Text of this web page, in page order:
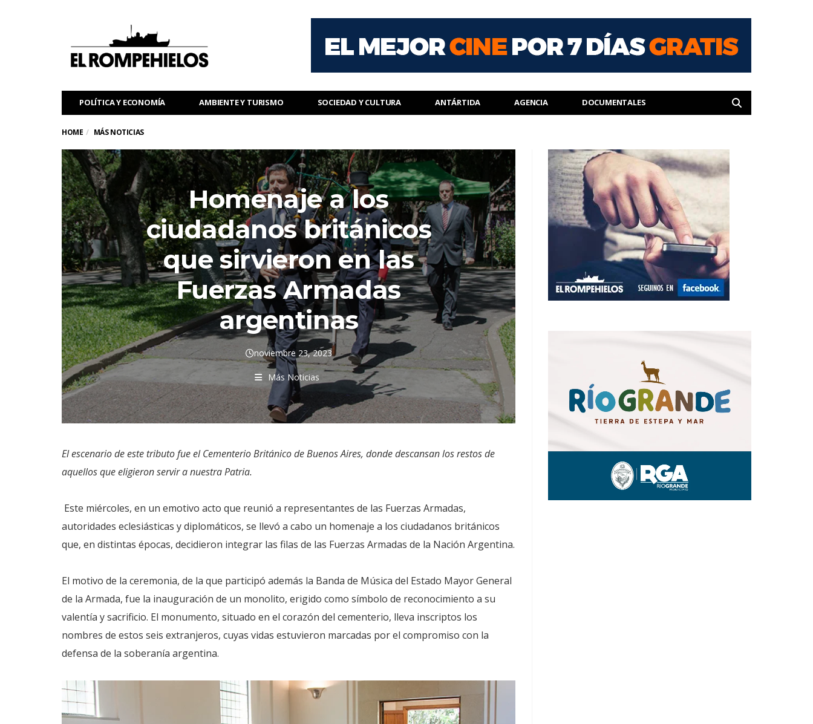
POLÍTICA Y ECONOMÍA AMBIENTE Y TURISMO SOCIEDAD Y CULTURA ANTÁRTIDA AGENCIA DOCUMENTALES
HOME MÁS NOTICIAS
Homenaje a los
ciudadanos británicos
que sirvieron en las
Fuerzas Armadas
argentinas
noviembre 23, 2023
Más Noticias
El escenario de este tributo fue el Cementerio Británico de Buenos Aires, donde descansan los restos de
aquellos que eligieron servir a nuestra Patria.
Este miércoles, en un emotivo acto que reunió a representantes de las Fuerzas Armadas,
autoridades eclesiásticas y diplomáticos, se llevó a cabo un homenaje a los ciudadanos británicos
que, en distintas épocas, decidieron integrar las filas de las Fuerzas Armadas de la Nación Argentina.
El motivo de la ceremonia, de la que participó además la Banda de Música del Estado Mayor General
de la Armada, fue la inauguración de un monolito, erigido como símbolo de reconocimiento a su
valentía y sacrificio. El monumento, situado en el corazón del cementerio, lleva inscriptos los
nombres de estos seis extranjeros, cuyas vidas estuvieron marcadas por el compromiso con la
defensa de la soberanía argentina.